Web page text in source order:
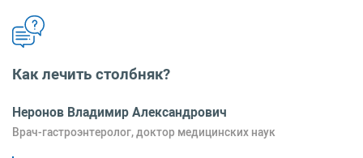
Как лечить столбняк?
Неронов Владимир Александрович
Врач-гастроэнтеролог, доктор медицинских наук